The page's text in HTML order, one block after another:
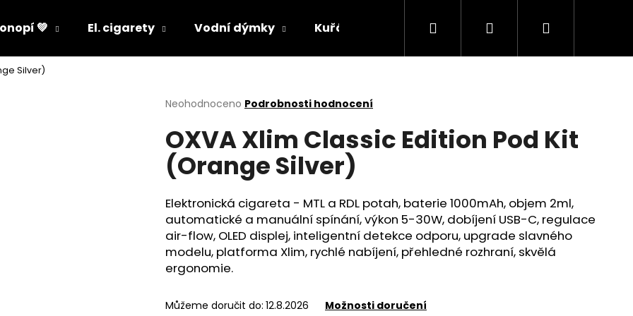
💚 El. cigarety Vodní dýmky Kuřácké potřeby Žvýkací tabák
Hledat PřihlášeníNákupní
Silver)
Průměrné
produktu
je
0,0
z
hvězdiček.
Neohodnoceno Podrobnosti hodnocení
OXVA Xlim Classic Edition Pod Kit
(Orange Silver)
Elektronická cigareta - MTL a RDL potah, baterie 1000mAh, objem 2ml,
automatické a manuální spínání, výkon 5-30W, dobíjení USB-C, regulace
air-flow, OLED displej, inteligentní detekce odporu, upgrade slavného
modelu, platforma Xlim, rychlé nabíjení, přehledné rozhraní, skvělá
ergonomie.
Můžeme doručit do: 12.8.2026 Možnosti doručení
Co potřebujete najít?
HLEDAT